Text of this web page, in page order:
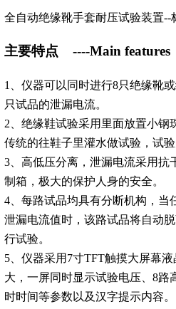
全自动绝缘靴手套耐压试验装置--
主要特点 ----Main features
1、仪器可以同时进行8只绝缘靴
只试品的泄漏电流。
2、绝缘鞋试验采用里面放置小钢
传统的往鞋子里灌水做试验，试
3、高低压分离，泄漏电流采用抗
制箱，极大的保护人身的安全。
4、每路试品均具有分断机构，当
泄漏电流值时，该路试品将自动
行试验。
5、仪器采用7寸TFT触摸大屏幕
大，一屏同时显示试验电压、8路
时时间等参数以及汉字提示内容。